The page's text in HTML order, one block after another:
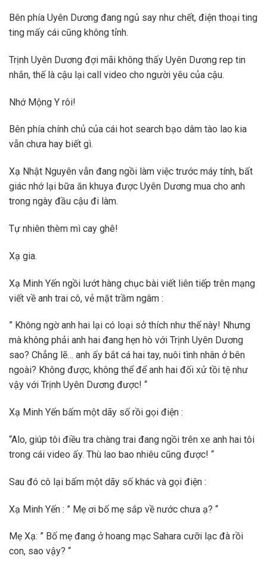
Bên phía Uyên Dương đang ngủ say như chết, điện thoại ting
ting mấy cái cũng không tỉnh.
Trịnh Uyên Dương đợi mãi không thấy Uyên Dương rep tin
nhắn, thế là cậu lại call video cho người yêu của cậu.
Nhớ Mộng Y rôi!
Bên phía chính chủ của cái hot search bạo dâm tào lao kia
vẫn chưa hay biết gì.
Xạ Nhật Nguyên vẫn đang ngồi làm việc trước máy tính, bất
giác nhớ lại bữa ăn khuya được Uyên Dương mua cho anh
trong ngày đầu cậu đi làm.
Tự nhiên thèm mì cay ghê!
Xạ gia.
Xạ Minh Yến ngồi lướt hàng chục bài viết liên tiếp trên mạng
viết về anh trai cô, vẻ mặt trầm ngâm :
” Không ngờ anh hai lại có loại sở thích như thế này! Nhưng
mà không phải anh hai đang hẹn hò với Trịnh Uyên Dương
sao? Chẳng lẽ… anh ấy bắt cá hai tay, nuôi tình nhân ở bên
ngoài? Không được, không thể để anh hai đối xử tồi tệ như
vậy với Trịnh Uyên Dương được! “
Xạ Minh Yến bấm một dãy số rồi gọi điện :
“Alo, giúp tôi điều tra chàng trai đang ngồi trên xe anh hai tôi
trong cái video ấy. Thù lao bao nhiêu cũng được! “
Sau đó cô lại bấm một dãy số khác và gọi điện :
Xạ Minh Yến : ” Mẹ ơi bố mẹ sắp về nước chưa ạ? “
Mẹ Xạ: ” Bố mẹ đang ở hoang mạc Sahara cưỡi lạc đà rồi
con, sao vậy? “